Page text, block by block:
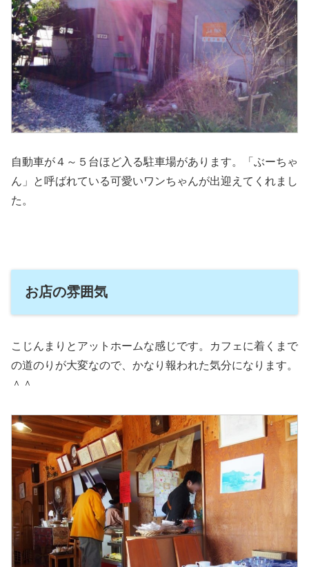
自動車が４～５台ほど入る駐車場があります。「ぶーちゃ
ん」と呼ばれている可愛いワンちゃんが出迎えてくれまし
た。
お店の雰囲気
こじんまりとアットホームな感じです。カフェに着くまで
の道のりが大変なので、かなり報われた気分になります。
＾＾